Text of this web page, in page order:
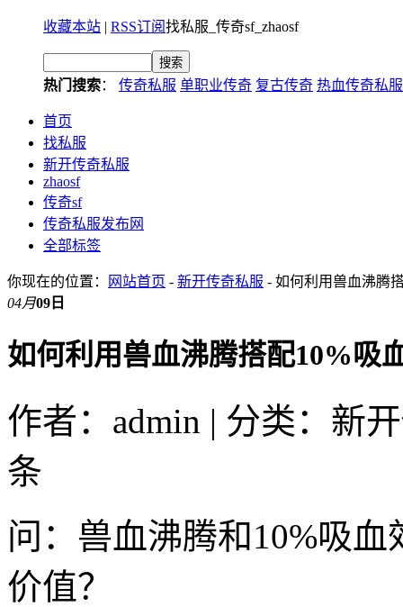
收藏本站 | RSS订阅找私服_传奇sf_zhaosf
热门搜索： 传奇私服 单职业传奇 复古传奇 热血传奇私服
首页
找私服
新开传奇私服
zhaosf
传奇sf
传奇私服发布网
全部标签
你现在的位置： 网站首页 - 新开传奇私服 - 如何利用兽血沸腾
04月09日
如何利用兽血沸腾搭配10%吸
作者：admin | 分类：新
条
问：兽血沸腾和10%吸
价值？